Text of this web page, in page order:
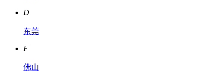
D
东莞
F
佛山